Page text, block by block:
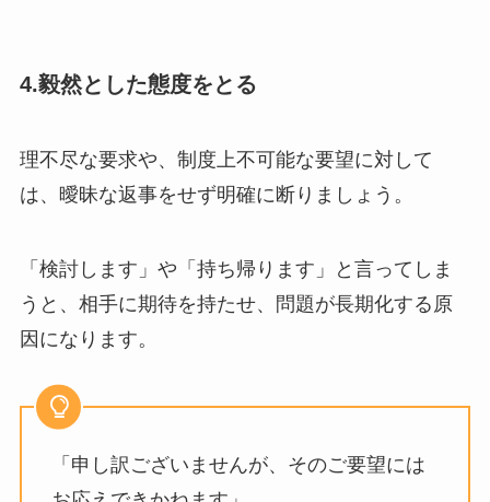
4.毅然とした態度をとる
理不尽な要求や、制度上不可能な要望に対して
は、曖昧な返事をせず明確に断りましょう。
「検討します」や「持ち帰ります」と言ってしま
うと、相手に期待を持たせ、問題が長期化する原
因になります。
「申し訳ございませんが、そのご要望には